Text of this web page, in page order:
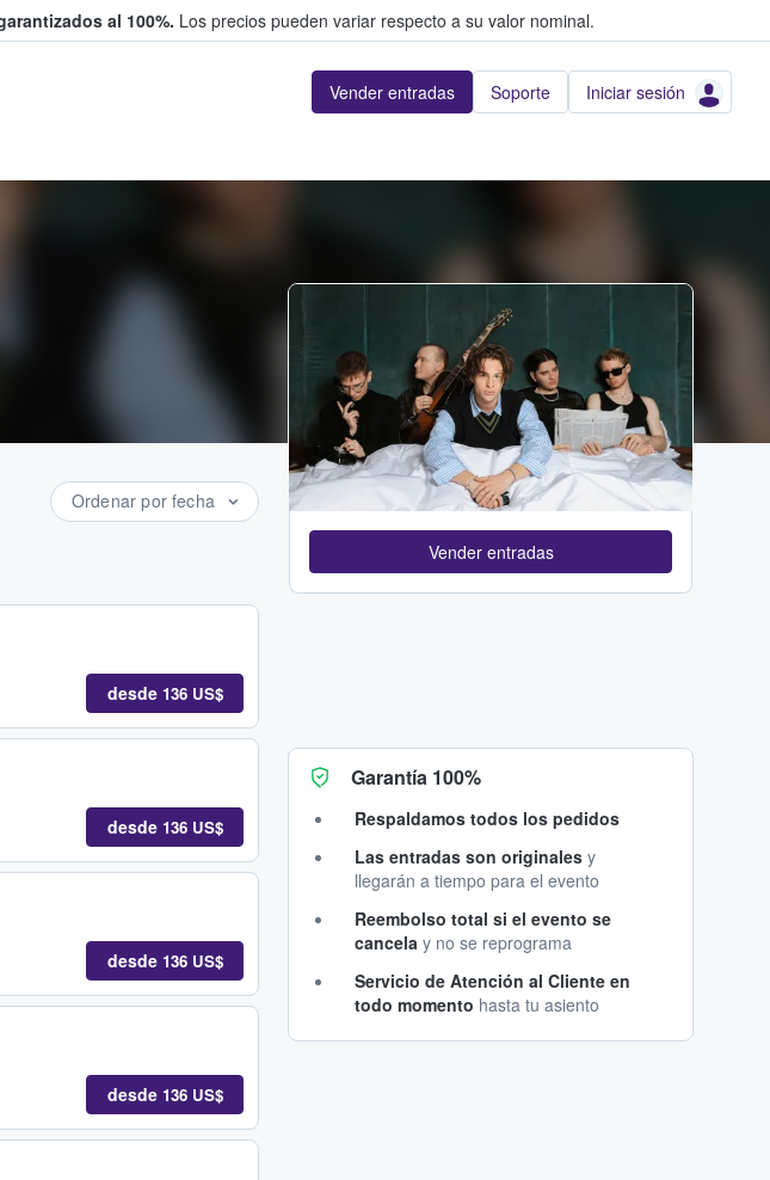
al 100%. Los precios pueden variar respecto a su valor nominal.
Vender entradas Soporte Iniciar sesión
Ordenar por fecha
desde 136 US$
desde 136 US$
desde 136 US$
desde 136 US$
Vender entradas
Garantía 100%
Respaldamos todos los pedidos
Las entradas son originales y
llegarán a tiempo para el evento
Reembolso total si el evento se
cancela y no se reprograma
Servicio de Atención al Cliente en
todo momento hasta tu asiento